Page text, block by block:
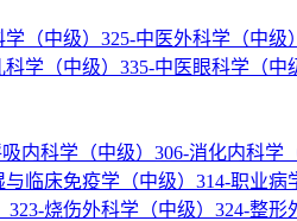
（中级） 325-中医外科学（中级）
学（中级） 335-中医眼科学（中
内科学（中级） 306-消化内科学
与临床免疫学（中级） 314-职业病
323-烧伤外科学（中级） 324-整形